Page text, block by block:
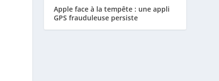
Apple face à la tempête : une appli
GPS frauduleuse persiste